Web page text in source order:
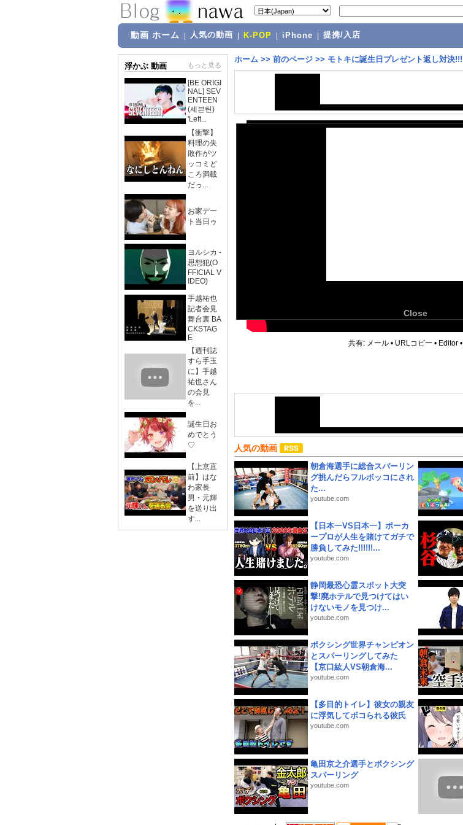
動画 ホーム 人気の動画 K-POP iPhone 提携/入店
浮かぶ 動画 もっと見る
[BE ORIGI
NAL] SEV
ENTEEN
(세븐틴)
'Left...
【衝撃】
料理の失
敗作がツ
ッコミど
ころ満載
だっ...
お家デー
ト当日ゥ
ヨルシカ -
思想犯(O
FFICIAL V
IDEO)
手越祐也
記者会見
舞台裏 BA
CKSTAG
E
【週刊誌
すら手玉
に】手越
祐也さん
の会見
を...
誕生日お
めでとう
♡
【上京直
前】はな
わ家長
男・元輝
を送り出
す...
ホーム >> 前のページ >> モトキに誕生日プレゼント返し対決!!!
Close
共有: メール • URLコピー • Editor •
人気の動画
朝倉海選手に総合スパーリン
グ挑んだらフルボッコにされ
た...
youtube.com
【日本一VS日本一】ポーカ
ープロが人生を賭けてガチで
勝負してみた!!!!!!...
youtube.com
静岡最恐心霊スポット大突
撃!廃ホテルで見つけてはい
けないモノを見つけ...
youtube.com
ボクシング世界チャンピオン
とスパーリングしてみた
【京口紘人VS朝倉海...
youtube.com
【多目的トイレ】彼女の親友
に浮気してボコられる彼氏
youtube.com
亀田京之介選手とボクシング
スパーリング
youtube.com